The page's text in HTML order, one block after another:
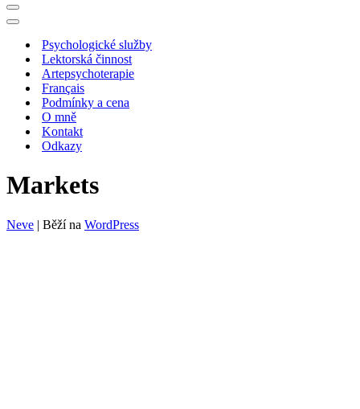
Navigační
menu
Navigační
Psychologické služby
Lektorská činnost
Artepsychoterapie
Français
Podmínky a cena
O mně
Kontakt
Odkazy
Markets
Neve | Běží na WordPress